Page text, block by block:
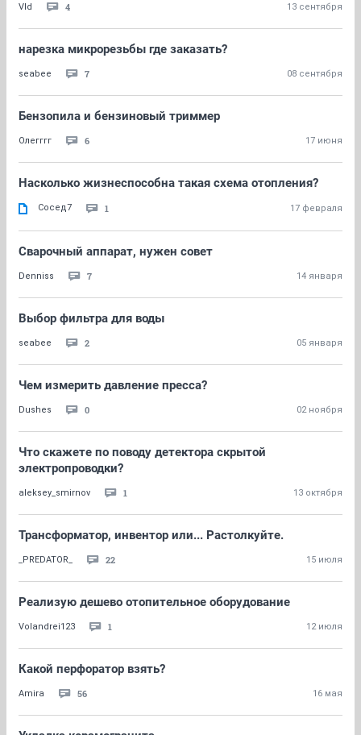
Vld 4 13 сентября
нарезка микрорезьбы где заказать?
seabee 7 08 сентября
Бензопила и бензиновый триммер
Олегггг 6 17 июня
Насколько жизнеспособна такая схема отопления?
Сосед7 1 17 февраля
Сварочный аппарат, нужен совет
Denniss 7 14 января
Выбор фильтра для воды
seabee 2 05 января
Чем измерить давление пресса?
Dushes 0 02 ноября
Что скажете по поводу детектора скрытой
электропроводки?
aleksey_smirnov 1 13 октября
Трансформатор, инвентор или... Растолкуйте.
_PREDATOR_ 22 15 июля
Реализую дешево отопительное оборудование
Volandrei123 1 12 июля
Какой перфоратор взять?
Amira 56 16 мая